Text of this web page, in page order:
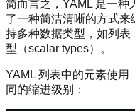
简而言之，YAML 是一种
了一种简洁清晰的方式
持多种数据类型，如列
型（scalar types）。
YAML 列表中的元素使用
同的缩进级别：